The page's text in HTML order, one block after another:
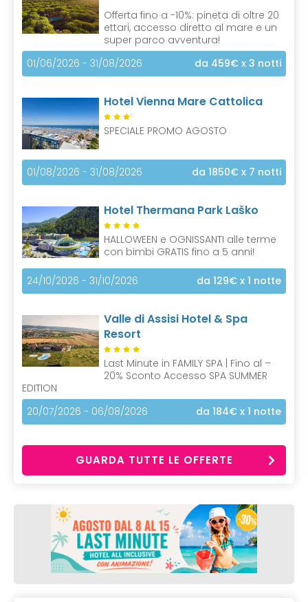
Offerta fino a -10%: pineta di oltre 20
ettari, accesso diretto al mare e un
super parco avventura!
01/06/2026 - 31/08/2026
da 459€ x 3 notti
Hotel Vienna Mare Cattolica
S
SPECIALE PROMO AGOSTO
01/08/2026 - 31/08/2026 da 1850€ x 7 notti
Hotel Thermana Park Laško
HALLOWEEN e OGNISSANTI alle terme
con bimbi GRATIS fino a 5 anni!
24/10/2026 - 31/10/2026 da 129€ x 1 notte
Valle di Assisi Hotel & Spa
Resort
Last Minute in FAMILY SPA | Fino al –
20% Sconto Accesso SPA SUMMER
EDITION
20/07/2026 - 06/08/2026
da 184€ x 1 notte
GUARDA TUTTE LE OFFERTE